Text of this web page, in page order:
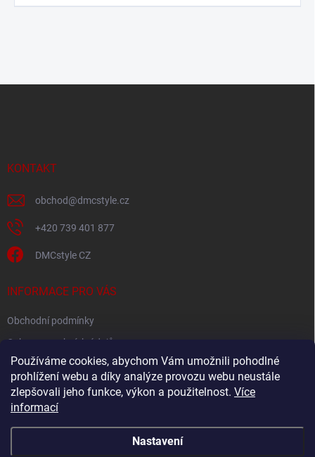
Používáme cookies, abychom Vám umožnili pohodlné
prohlížení webu a díky analýze provozu webu neustále
zlepšovali jeho funkce, výkon a použitelnost. Více
informací
Nastavení
KONTAKT
obchod@dmcstyle.cz
+420 739 401 877
DMCstyle CZ
INFORMACE PRO VÁS
Obchodní podmínky
Ochrana osobních údajů
FACEBOOK